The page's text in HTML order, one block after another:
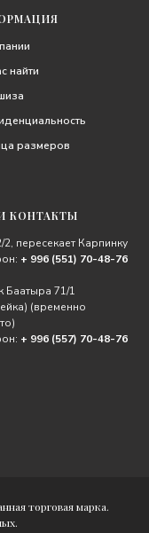
найти
размеров
КОНТАКТЫ
2, пересекает Карпинку
+ 996 (551) 70-48-76
Баатыра 71/1
(временно
+ 996 (557) 70-48-76
торговая марка.